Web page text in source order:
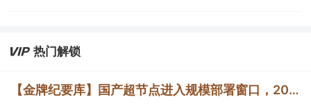
热门解锁
【金牌纪要库】国产超节点进入规模部署窗口，2027年出货量有望提升至600-1200套，晶圆制造、先进封装可能成为决定出货增速的关键环节